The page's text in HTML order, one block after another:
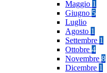
Maggio 1
Giugno 5
Luglio
Agosto 1
Settembre 1
Ottobre 4
Novembre 8
Dicembre 1